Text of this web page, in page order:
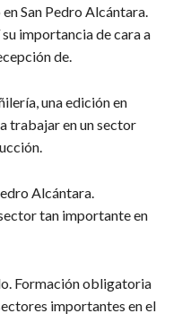
San Pedro Alcántara.
importancia de cara a
de.
una edición en
trabajar en un sector
Alcántara.
tan importante en
Formación obligatoria
importantes en el